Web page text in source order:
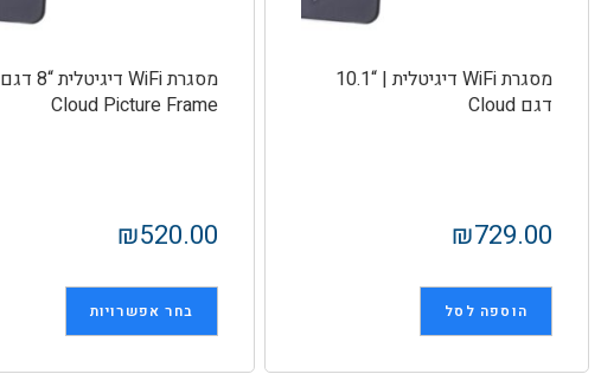
מסגרת WiFi דיגיטלית | “10.1
דגם Cloud
₪729.00
הוספה לסל
מסגרת WiFi דיגיטלית “8 דגם
Cloud Picture Frame
₪520.00
בחר אפשרויות